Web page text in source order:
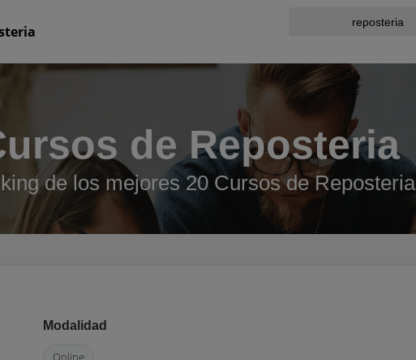
de Reposteria
de los mejores 20 Cursos de Reposteria
Modalidad
Online